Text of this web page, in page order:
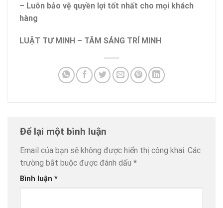
– Luôn bảo vệ quyền lợi tốt nhất cho mọi khách
hàng
LUẬT TƯ MINH – TÂM SÁNG TRÍ MINH
Để lại một bình luận
Email của bạn sẽ không được hiển thị công khai. Các
trường bắt buộc được đánh dấu *
Bình luận *